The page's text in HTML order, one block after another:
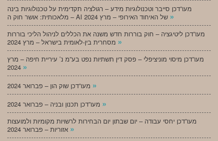
מעו”דכן סייבר וטכנולוגיות מידע – רגולציה תקדימית על טכנולוגיות בינה
»
מעו”דכן ליטיגציה – חוק בוררות חדש משנה את הכללים לניהול הליכי בוררות
»
מעו”דכן מיסוי מוניציפלי – פסק דין תשתיות נפט בע”מ נ’ עיריית חיפה – מרץ
»
»
»
מעו”דכן יחסי עבודה – יום שבתון יום הבחירות לרשויות מקומיות ולמועצות
»